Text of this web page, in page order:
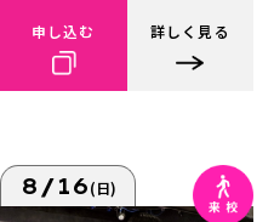
申し込む 詳しく見る
8/16(日)